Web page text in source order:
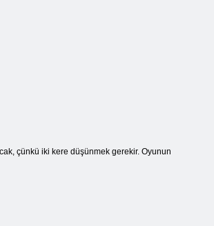
çünkü iki kere düşünmek gerekir. Oyunun